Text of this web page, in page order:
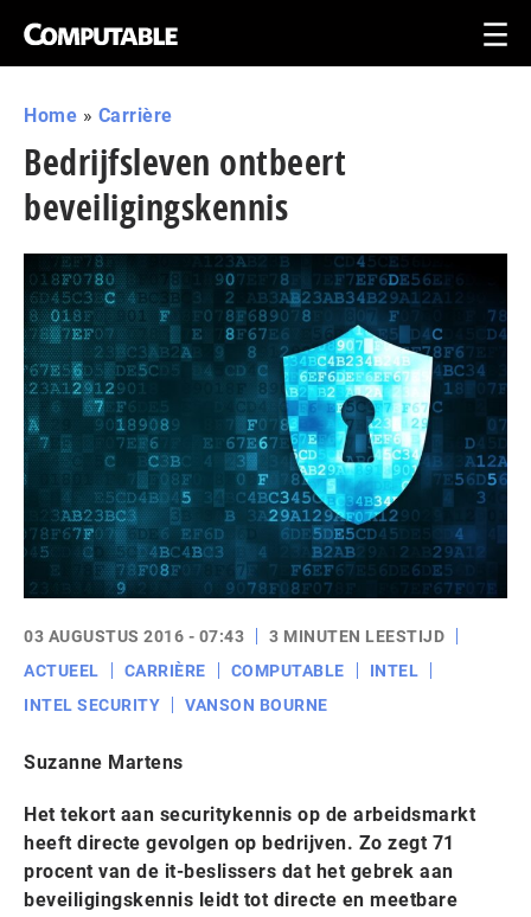
Home » Carrière
Bedrijfsleven ontbeert
beveiligingskennis
03 AUGUSTUS 2016 - 07:43
3 MINUTEN LEESTIJD
ACTUEEL
CARRIÈRE COMPUTABLE
INTEL
INTEL SECURITY
VANSON BOURNE
Suzanne Martens
Het tekort aan securitykennis op de arbeidsmarkt
heeft directe gevolgen op bedrijven. Zo zegt 71
procent van de it-beslissers dat het gebrek aan
beveiligingskennis leidt tot directe en meetbare